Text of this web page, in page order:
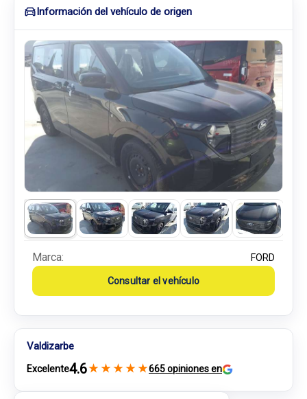
Información del vehículo de origen
Marca: FORD
Consultar el vehículo
Valdizarbe
Excelente4.6★ ★ ★ ★ ★665 opiniones en